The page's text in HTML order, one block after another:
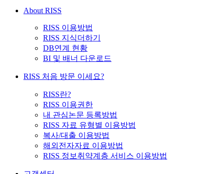
About RISS
RISS 이용방법
RISS 지식더하기
DB연계 현황
BI 및 배너 다운로드
RISS 처음 방문 이세요?
RISS란?
RISS 이용권한
내 관심논문 등록방법
RISS 자료 유형별 이용방법
복사/대출 이용방법
해외전자자료 이용방법
RISS 정보취약계층 서비스 이용방법